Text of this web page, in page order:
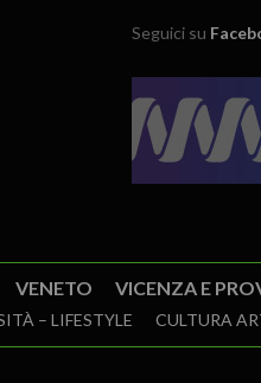
Seguici su
VENETO VICENZA E
– LIFESTYLE CULTURA